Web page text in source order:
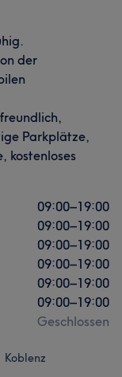
der
Parkplätze,
kostenloses
09:00–19:00
09:00–19:00
09:00–19:00
09:00–19:00
09:00–19:00
09:00–19:00
Geschlossen
Koblenz